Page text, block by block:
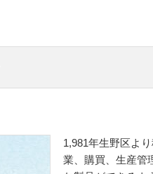
1,981年生野区よ
業、購買、生産管